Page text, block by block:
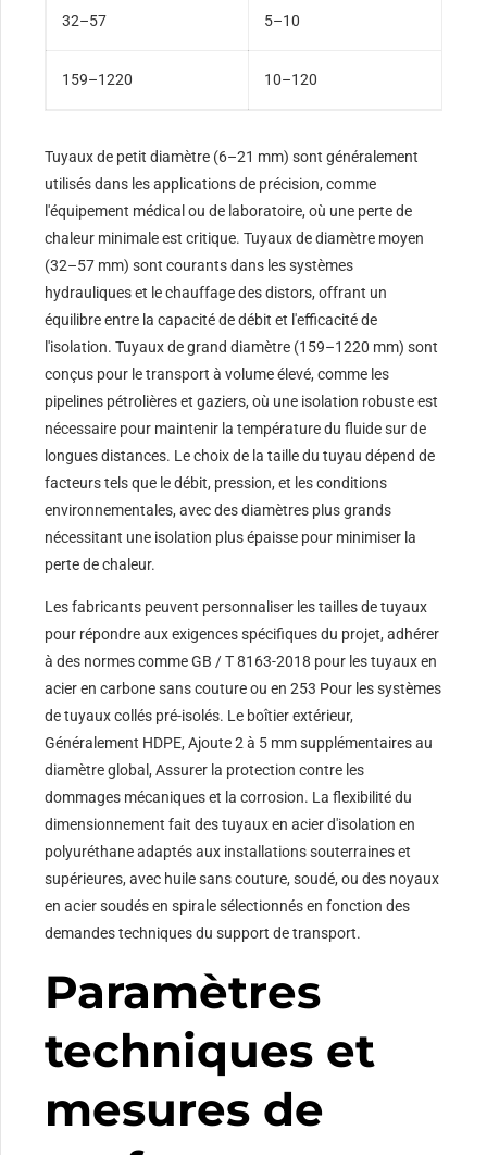
32–57 5–10
159–1220 10–120
Tuyaux de petit diamètre (6–21 mm) sont généralement
utilisés dans les applications de précision, comme
l'équipement médical ou de laboratoire, où une perte de
chaleur minimale est critique. Tuyaux de diamètre moyen
(32–57 mm) sont courants dans les systèmes
hydrauliques et le chauffage des distors, offrant un
équilibre entre la capacité de débit et l'efficacité de
l'isolation. Tuyaux de grand diamètre (159–1220 mm) sont
conçus pour le transport à volume élevé, comme les
pipelines pétrolières et gaziers, où une isolation robuste est
nécessaire pour maintenir la température du fluide sur de
longues distances. Le choix de la taille du tuyau dépend de
facteurs tels que le débit, pression, et les conditions
environnementales, avec des diamètres plus grands
nécessitant une isolation plus épaisse pour minimiser la
perte de chaleur.
Les fabricants peuvent personnaliser les tailles de tuyaux
pour répondre aux exigences spécifiques du projet, adhérer
à des normes comme GB / T 8163-2018 pour les tuyaux en
acier en carbone sans couture ou en 253 Pour les systèmes
de tuyaux collés pré-isolés. Le boîtier extérieur,
Généralement HDPE, Ajoute 2 à 5 mm supplémentaires au
diamètre global, Assurer la protection contre les
dommages mécaniques et la corrosion. La flexibilité du
dimensionnement fait des tuyaux en acier d'isolation en
polyuréthane adaptés aux installations souterraines et
supérieures, avec huile sans couture, soudé, ou des noyaux
en acier soudés en spirale sélectionnés en fonction des
demandes techniques du support de transport.
Paramètres
techniques et
mesures de